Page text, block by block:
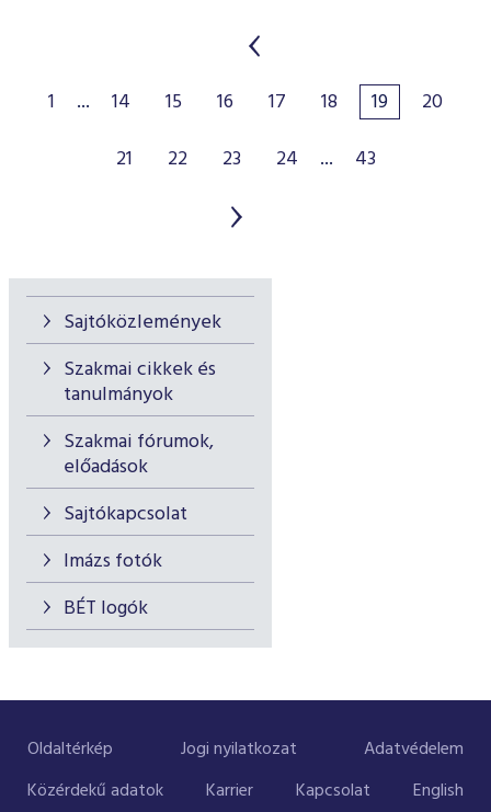
Sajtóközlemények
Szakmai cikkek és
tanulmányok
Szakmai fórumok,
előadások
Sajtókapcsolat
Imázs fotók
BÉT logók
1 ... 14 15 16 17 18 19
20
21
22 23 24 ... 43
Oldaltérkép Jogi nyilatkozat
Adatvédelem
Közérdekű adatok
Karrier Kapcsolat English